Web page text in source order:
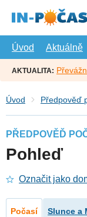
hlavní
Úvod
Aktuálně
AKTUALITA:
Úvod Předpověď
PŘEDPOVĚĎ
Pohleď
Označit jako
Počasí Slunce a